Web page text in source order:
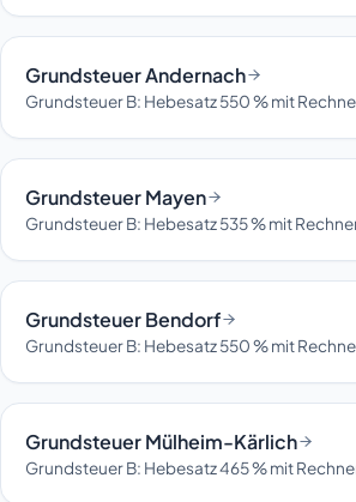
Grundsteuer Andernach
Grundsteuer B: Hebesatz 550 % mit
Grundsteuer Mayen
Grundsteuer B: Hebesatz 535 % mit
Grundsteuer Bendorf
Grundsteuer B: Hebesatz 550 % mit
Grundsteuer Mülheim-Kärlich
Grundsteuer B: Hebesatz 465 % mit